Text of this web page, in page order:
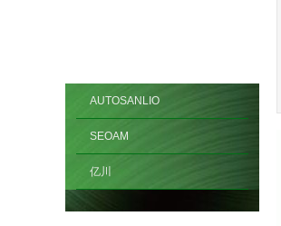
AUTOSANLIO
SEOAM
亿川